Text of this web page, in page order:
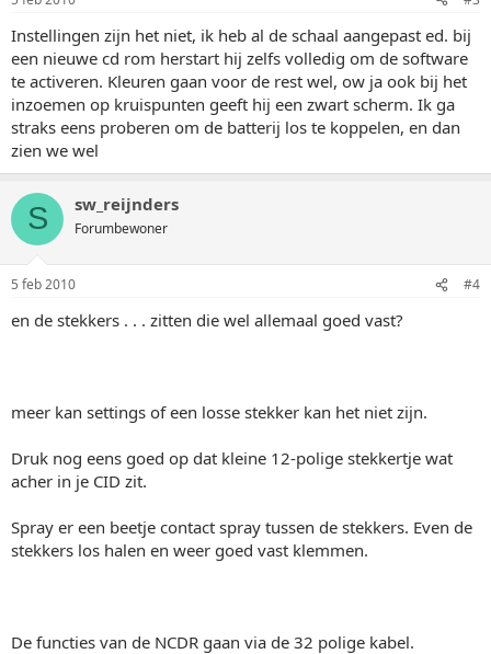
Instellingen zijn het niet, ik heb al de schaal aangepast ed. bij
een nieuwe cd rom herstart hij zelfs volledig om de software
te activeren. Kleuren gaan voor de rest wel, ow ja ook bij het
inzoemen op kruispunten geeft hij een zwart scherm. Ik ga
straks eens proberen om de batterij los te koppelen, en dan
zien we wel
S sw_reijnders
Forumbewoner
5 feb 2010 #4
en de stekkers . . . zitten die wel allemaal goed vast?
meer kan settings of een losse stekker kan het niet zijn.
Druk nog eens goed op dat kleine 12-polige stekkertje wat
acher in je CID zit.
Spray er een beetje contact spray tussen de stekkers. Even de
stekkers los halen en weer goed vast klemmen.
De functies van de NCDR gaan via de 32 polige kabel.